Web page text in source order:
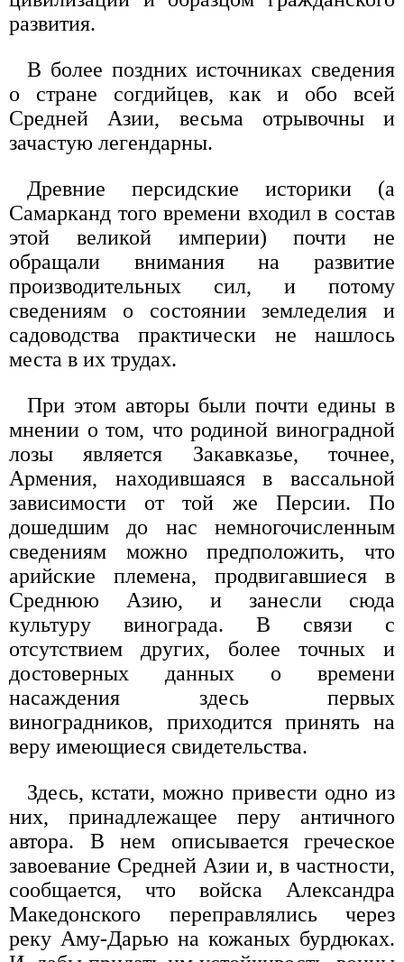
развития.
В более поздних источниках сведения
о стране согдийцев, как и обо всей
Средней Азии, весьма отрывочны и
зачастую легендарны.
Древние персидские историки (а
Самарканд того времени входил в состав
этой великой империи) почти не
обращали внимания на развитие
производительных сил, и потому
сведениям о состоянии земледелия и
садоводства практически не нашлось
места в их трудах.
При этом авторы были почти едины в
мнении о том, что родиной виноградной
лозы является Закавказье, точнее,
Армения, находившаяся в вассальной
зависимости от той же Персии. По
дошедшим до нас немногочисленным
сведениям можно предположить, что
арийские племена, продвигавшиеся в
Среднюю Азию, и занесли сюда
культуру винограда. В связи с
отсутствием других, более точных и
достоверных данных о времени
насаждения здесь первых
виноградников, приходится принять на
веру имеющиеся свидетельства.
Здесь, кстати, можно привести одно из
них, принадлежащее перу античного
автора. В нем описывается греческое
завоевание Средней Азии и, в частности,
сообщается, что войска Александра
Македонского переправлялись через
реку Аму-Дарью на кожаных бурдюках.